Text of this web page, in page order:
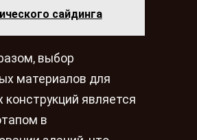
сайдинга
выбор
материалов для
является
в